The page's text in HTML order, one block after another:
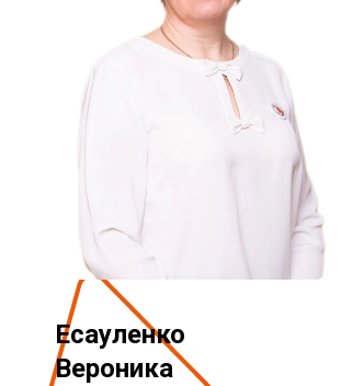
Есауленко
Вероника